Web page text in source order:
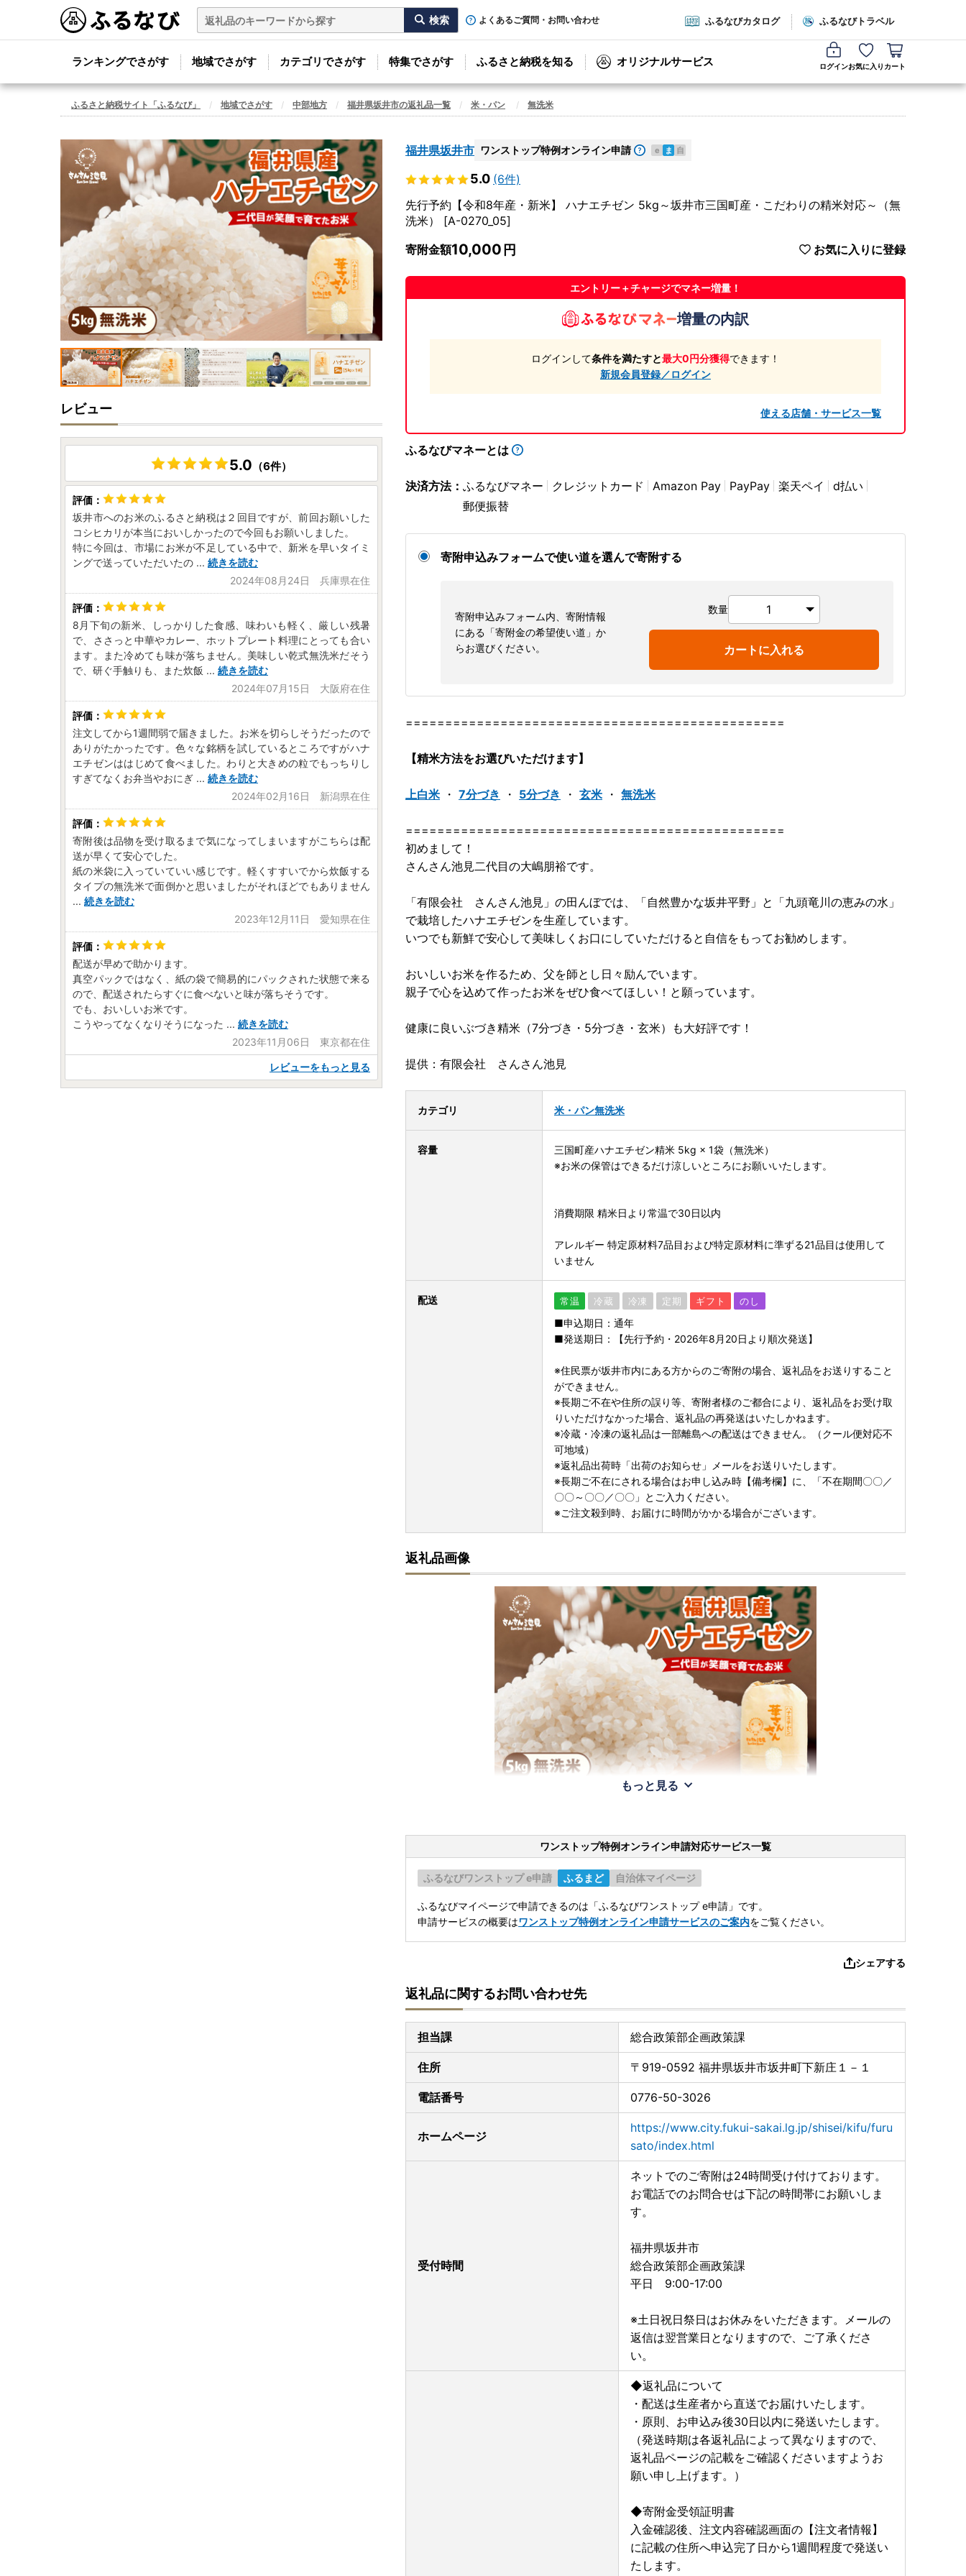
よくあるご質問・お問い合わせ ふるなびカタログ ふるなびトラベル
ランキングでさがす 地域でさがす カテゴリでさがす 特集でさがす ふるさと納税を知る オリジナルサービス ログインお気に入り カート
ふるさと納税サイト「ふるなび」 地域でさがす 中部地方 福井県坂井市の返礼品一覧 米・パン 無洗米
福井県坂井市 ワンストップ特例オンライン申請 e ま 自
5.0 (6件)
先行予約【令和8年産・新米】 ハナエチゼン 5kg～坂井市三国町産・こだわりの精米対応～（無
洗米） [A-0270_05]
寄附金額10,000 お気に入りに登録
エントリー＋チャージでマネー増量！
増量の内訳
ログインして条件を満たすと最大0円分獲得できます！
新規会員登録／ログイン
使える店舗・サービス一覧
ふるなびマネーとは
決済方法： ふるなびマネー クレジットカード Amazon Pay PayPay 楽天ペイ
d払い
郵便振替
寄附申込みフォームで使い道を選んで寄附する
寄附申込みフォーム内、寄附情報
にある「寄附金の希望使い道」か
らお選びください。
数量
カートに入れる
================================================
【精米方法をお選びいただけます】
上白米 ・ 7分づき ・ 5分づき ・ 玄米 ・ 無洗米
================================================
初めまして！
さんさん池見二代目の大嶋朋裕です。
「有限会社 さんさん池見」の田んぼでは、「自然豊かな坂井平野」と「九頭竜川の恵みの水」
で栽培したハナエチゼンを生産しています。
いつでも新鮮で安心して美味しくお口にしていただけると自信をもってお勧めします。
おいしいお米を作るため、父を師とし日々励んでいます。
親子で心を込めて作ったお米をぜひ食べてほしい！と願っています。
健康に良いぶづき精米（7分づき・5分づき・玄米）も大好評です！
提供：有限会社 さんさん池見
カテゴリ 米・パン無洗米
容量
三国町産ハナエチゼン精米 5kg × 1袋（無洗米）
※お米の保管はできるだけ涼しいところにお願いいたします。
消費期限 精米日より常温で30日以内
アレルギー 特定原材料7品目および特定原材料に準ずる21品目は使用して
いません
配送 常温 冷蔵 冷凍 定期 ギフト のし
■申込期日：通年
■発送期日：【先行予約・2026年8月20日より順次発送】
※住民票が坂井市内にある方からのご寄附の場合、返礼品をお送りすること
ができません。
※長期ご不在や住所の誤り等、寄附者様のご都合により、返礼品をお受け取
りいただけなかった場合、返礼品の再発送はいたしかねます。
※冷蔵・冷凍の返礼品は一部離島への配送はできません。（クール便対応不
可地域）
※返礼品出荷時「出荷のお知らせ」メールをお送りいたします。
※長期ご不在にされる場合はお申し込み時【備考欄】に、「不在期間〇〇／
〇〇～〇〇／〇〇」とご入力ください。
※ご注文殺到時、お届けに時間がかかる場合がございます。
返礼品画像
もっと見る
ワンストップ特例オンライン申請対応サービス一覧
ふるなびワンストップ e申請 ふるまど 自治体マイページ
ふるなびマイページで申請できるのは「ふるなびワンストップ e申請」です。
申請サービスの概要はワンストップ特例オンライン申請サービスのご案内をご覧ください。
シェアする
返礼品に関するお問い合わせ先
担当課 総合政策部企画政策課
住所 〒919-0592 福井県坂井市坂井町下新庄１－１
電話番号 0776-50-3026
ホームページ
https://www.city.fukui-sakai.lg.jp/shisei/kifu/furu
sato/index.html
受付時間
ネットでのご寄附は24時間受け付けております。
お電話でのお問合せは下記の時間帯にお願いしま
す。
福井県坂井市
総合政策部企画政策課
平日 9:00-17:00
※土日祝日祭日はお休みをいただきます。メールの
返信は翌営業日となりますので、ご了承くださ
い。
◆返礼品について
・配送は生産者から直送でお届けいたします。
・原則、お申込み後30日以内に発送いたします。
（発送時期は各返礼品によって異なりますので、
返礼品ページの記載をご確認くださいますようお
願い申し上げます。）
◆寄附金受領証明書
入金確認後、注文内容確認画面の【注文者情報】
に記載の住所へ申込完了日から1週間程度で発送い
たします。
レビュー
5.0 （6件）
坂井市へのお米のふるさと納税は２回目ですが、前回お願いした
コシヒカリが本当においしかったので今回もお願いしました。
特に今回は、市場にお米が不足している中で、新米を早いタイミ
ングで送っていただいたの ... 続きを読む
2024年08月24日 兵庫県在住
8月下旬の新米、しっかりした食感、味わいも軽く、厳しい残暑
で、ささっと中華やカレー、ホットプレート料理にとっても合い
ます。また冷めても味が落ちません。美味しい乾式無洗米だそう
で、研ぐ手触りも、また炊飯 ... 続きを読む
2024年07月15日 大阪府在住
注文してから1週間弱で届きました。お米を切らしそうだったので
ありがたかったです。色々な銘柄を試しているところですがハナ
エチゼンははじめて食べました。わりと大きめの粒でもっちりし
すぎてなくお弁当やおにぎ ... 続きを読む
2024年02月16日 新潟県在住
寄附後は品物を受け取るまで気になってしまいますがこちらは配
送が早くて安心でした。
紙の米袋に入っていていい感じです。軽くすすいでから炊飯する
タイプの無洗米で面倒かと思いましたがそれほどでもありません
... 続きを読む
2023年12月11日 愛知県在住
配送が早めで助かります。
真空パックではなく、紙の袋で簡易的にパックされた状態で来る
ので、配送されたらすぐに食べないと味が落ちそうです。
でも、おいしいお米です。
こうやってなくなりそうになった ... 続きを読む
2023年11月06日 東京都在住
レビューをもっと見る